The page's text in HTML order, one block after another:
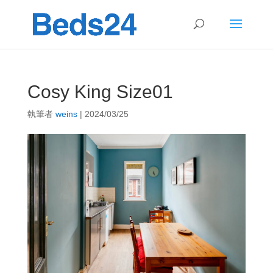
Cosy King Size01
執筆者 weins| 2024/03/25